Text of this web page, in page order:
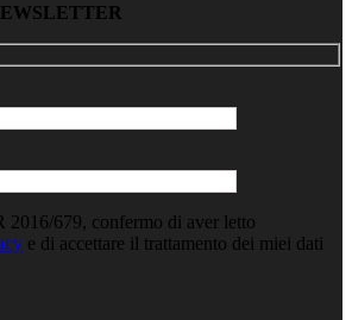
2016/679, confermo di aver letto
e di accettare il trattamento dei miei dati